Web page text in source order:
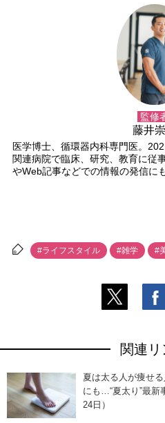
監修
藤井
医学博士、循環器内科専門医。
関連病院で臨床、研究、教育に従
Web記事などでの情報の発信にも
#ライフスタイル #雑学 #
関連リ
夏は太る人が痩せ
にも…“夏太り”最新
24日）